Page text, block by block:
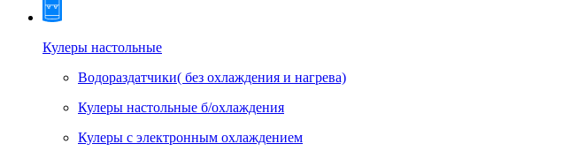
Кулеры настольные
Водораздатчики( без охлаждения и нагрева)
Кулеры настольные б/охлаждения
Кулеры с электронным охлаждением